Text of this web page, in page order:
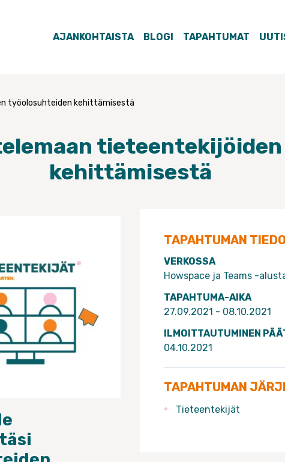
AJANKOHTAISTA BLOGI TAPAHTUMAT
työolosuhteiden kehittämisestä
kehittämisestä
TAPAHTUMAN
VERKOSSA
Howspace ja Teams -
TAPAHTUMA-AIKA
27.09.2021 - 08.10.2021
ILMOITTAUTUMINEN
04.10.2021
TAPAHTUMAN
Tieteentekijät